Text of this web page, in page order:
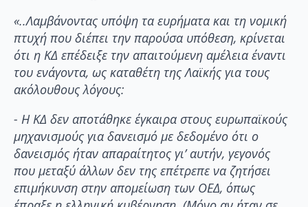
«..Λαμβάνοντας υπόψη τα ευρήματα και τη νομική
πτυχή που διέπει την παρούσα υπόθεση, κρίνεται
ότι η ΚΔ επέδειξε την απαιτούμενη αμέλεια έναντι
του ενάγοντα, ως καταθέτη της Λαϊκής για τους
ακόλουθους λόγους:
- Η ΚΔ δεν αποτάθηκε έγκαιρα στους ευρωπαϊκούς
μηχανισμούς για δανεισμό με δεδομένο ότι ο
δανεισμός ήταν απαραίτητος γι’ αυτήν, γεγονός
που μεταξύ άλλων δεν της επέτρεπε να ζητήσει
επιμήκυνση στην απομείωση των ΟΕΔ, όπως